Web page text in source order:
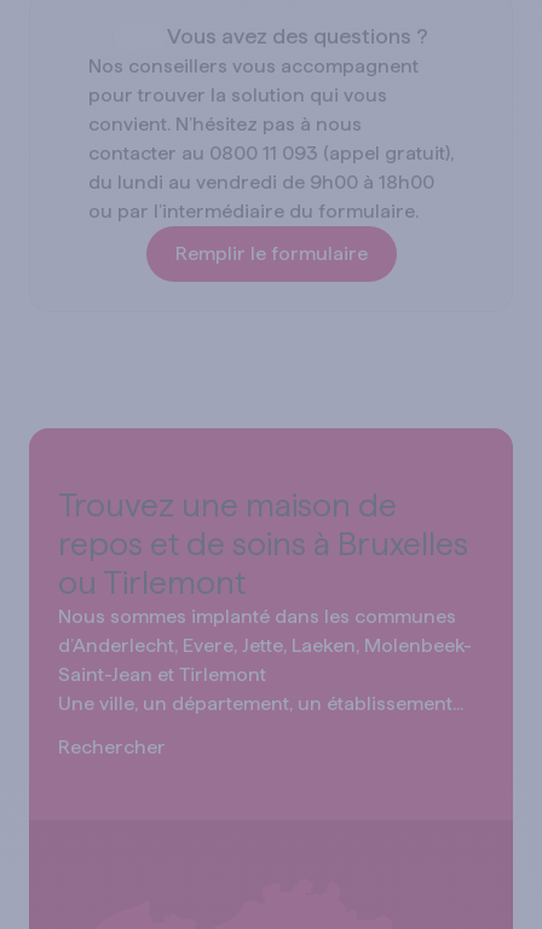
Vous avez des questions ?
Nos conseillers vous accompagnent
pour trouver la solution qui vous
convient. N’hésitez pas à nous
contacter au 0800 11 093 (appel gratuit),
du lundi au vendredi de 9h00 à 18h00
ou par l’intermédiaire du formulaire.
Remplir le formulaire
Trouvez une maison de
repos et de soins à Bruxelles
ou Tirlemont
Nous sommes implanté dans les communes
d’Anderlecht, Evere, Jette, Laeken, Molenbeek-
Saint-Jean et Tirlemont
R
c